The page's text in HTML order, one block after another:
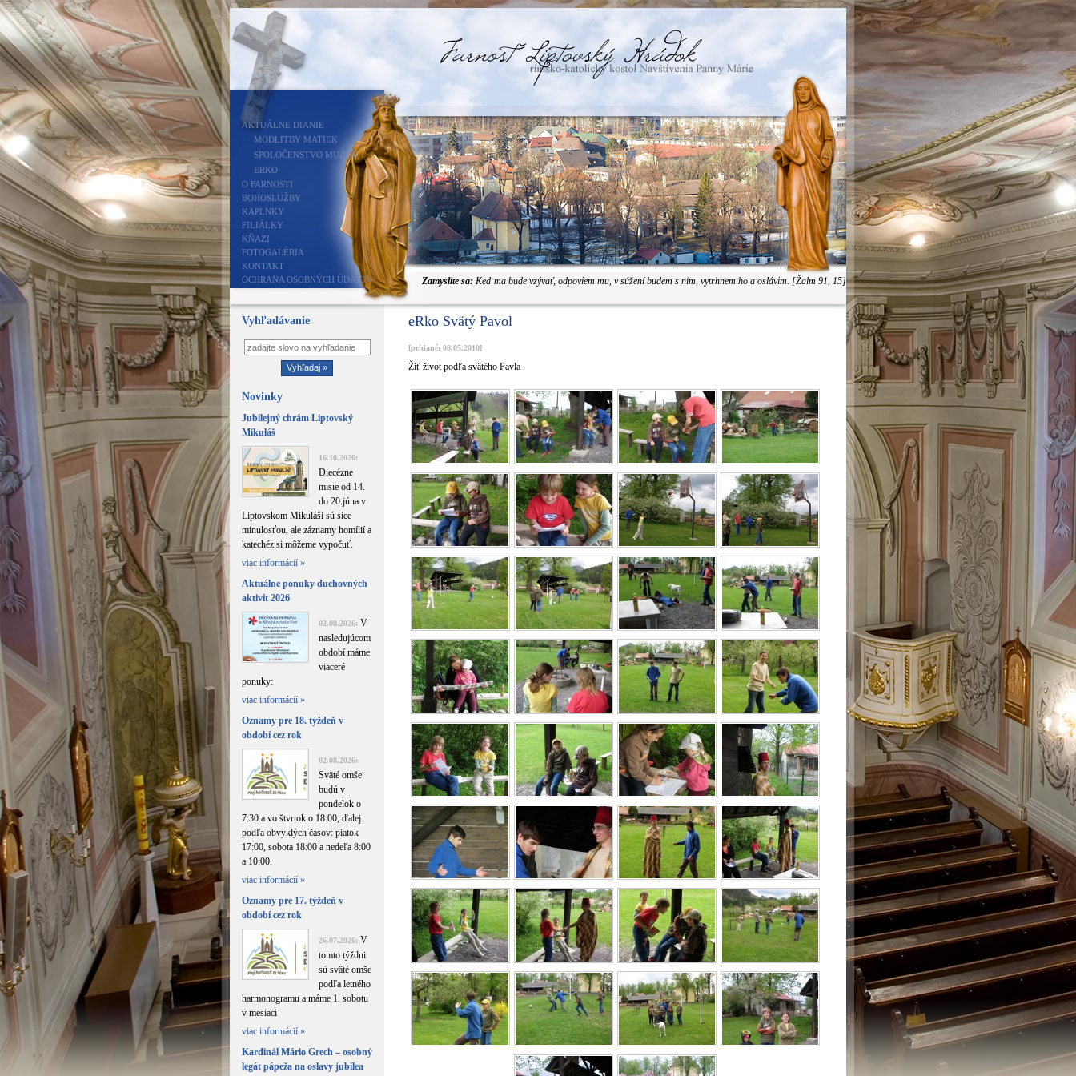
AKTUÁLNE DIANIE
MODLITBY MATIEK
SPOLOČENSTVO MUŽOV
ERKO
O FARNOSTI
BOHOSLUŽBY
KAPLNKY
FILIÁLKY
KŇAZI
FOTOGALÉRIA
KONTAKT
OCHRANA OSOBNÝCH ÚDAJOV
Zamyslite sa: Keď ma bude vzývať, odpoviem mu, v súžení budem s ním, vytrhnem ho a oslávim. [Žalm 91, 15]
eRko Svätý Pavol
[pridané: 08.05.2010]
Žiť život podľa svätého Pavla
Vyhľadávanie
Novinky
Jubilejný chrám Liptovský
Mikuláš
16.10.2026:
Diecézne
misie od 14.
do 20.júna v
Liptovskom Mikuláši sú síce
minulosťou, ale záznamy homílií a
katechéz si môžeme vypočuť.
viac informácií »
Aktuálne ponuky duchovných
aktivít 2026
02.08.2026: V
nasledujúcom
období máme
viaceré
ponuky:
viac informácií »
Oznamy pre 18. týždeň v
období cez rok
02.08.2026:
Sväté omše
budú v
pondelok o
7:30 a vo štvrtok o 18:00, ďalej
podľa obvyklých časov: piatok
17:00, sobota 18:00 a nedeľa 8:00
a 10:00.
viac informácií »
Oznamy pre 17. týždeň v
období cez rok
26.07.2026: V
tomto týždni
sú sväté omše
podľa letného
harmonogramu a máme 1. sobotu
v mesiaci
viac informácií »
Kardinál Mário Grech – osobný
legát pápeža na oslavy jubilea